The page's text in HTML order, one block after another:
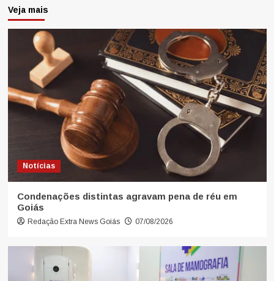
Veja mais
Notícias
Condenações distintas agravam pena de réu em
Goiás
Redação Extra News Goiás 07/08/2026